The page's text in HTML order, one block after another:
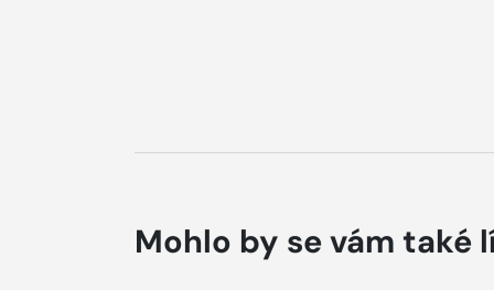
Mohlo by se vám také